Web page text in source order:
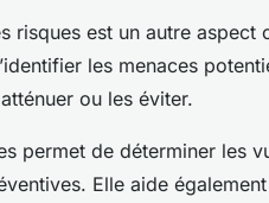
risques est un autre aspect
les menaces
ou les éviter.
permet de déterminer les
Elle aide